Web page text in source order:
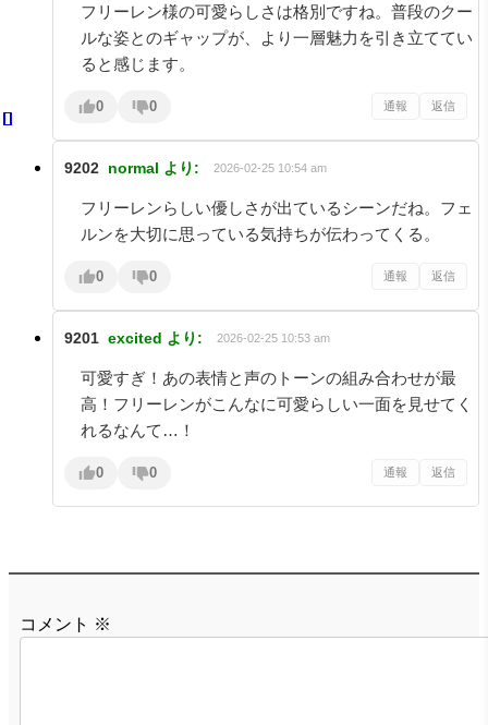
フリーレン様の可愛らしさは格別ですね。普段のクー
ルな姿とのギャップが、より一層魅力を引き立ててい
ると感じます。
0 0 通報 返信
9202 normal より: 2026-02-25 10:54 am
フリーレンらしい優しさが出ているシーンだね。フェ
ルンを大切に思っている気持ちが伝わってくる。
0 0 通報 返信
9201 excited より: 2026-02-25 10:53 am
可愛すぎ！あの表情と声のトーンの組み合わせが最
高！フリーレンがこんなに可愛らしい一面を見せてく
れるなんて…！
0 0 通報 返信
コメント ※